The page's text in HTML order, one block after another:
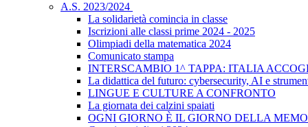
A.S. 2023/2024
La solidarietà comincia in classe
Iscrizioni alle classi prime 2024 - 2025
Olimpiadi della matematica 2024
Comunicato stampa
INTERSCAMBIO 1^ TAPPA: ITALIA
La didattica del futuro: cybersecurity, AI e
LINGUE E CULTURE A CONFRONTO
La giornata dei calzini spaiati
OGNI GIORNO È IL GIORNO DELLA